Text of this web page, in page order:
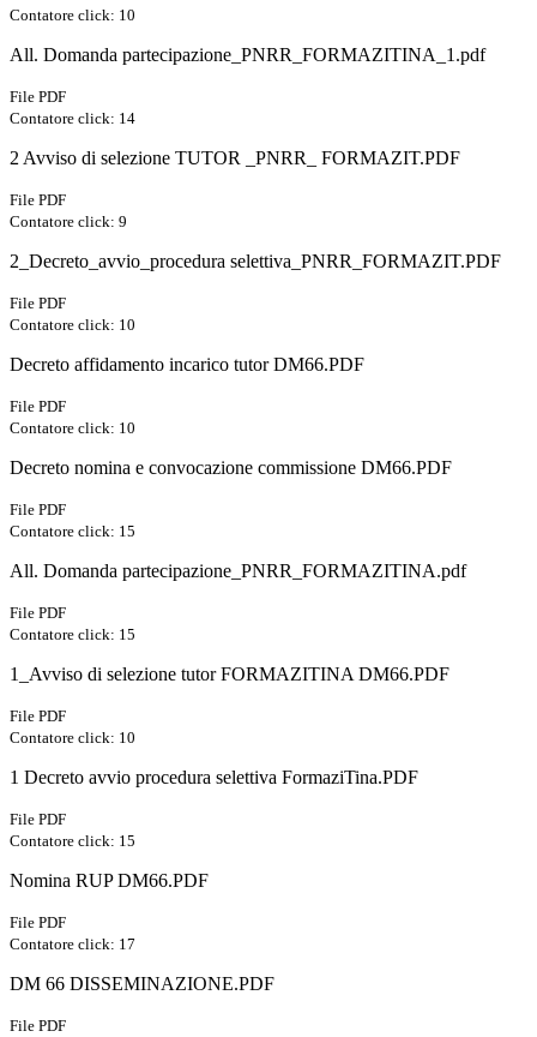
Contatore click: 10
All. Domanda partecipazione_PNRR_FORMAZITINA_1.pdf
File PDF
Contatore click: 14
2 Avviso di selezione TUTOR _PNRR_ FORMAZIT.PDF
File PDF
Contatore click: 9
2_Decreto_avvio_procedura selettiva_PNRR_FORMAZIT.PDF
File PDF
Contatore click: 10
Decreto affidamento incarico tutor DM66.PDF
File PDF
Contatore click: 10
Decreto nomina e convocazione commissione DM66.PDF
File PDF
Contatore click: 15
All. Domanda partecipazione_PNRR_FORMAZITINA.pdf
File PDF
Contatore click: 15
1_Avviso di selezione tutor FORMAZITINA DM66.PDF
File PDF
Contatore click: 10
1 Decreto avvio procedura selettiva FormaziTina.PDF
File PDF
Contatore click: 15
Nomina RUP DM66.PDF
File PDF
Contatore click: 17
DM 66 DISSEMINAZIONE.PDF
File PDF